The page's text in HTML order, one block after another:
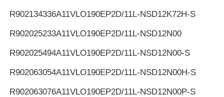
R902134336A11VLO190EP2D/11L-NSD12K72H-S
R902025233A11VLO190EP2D/11L-NSD12N00
R902025494A11VLO190EP2D/11L-NSD12N00-S
R902063054A11VLO190EP2D/11L-NSD12N00H-S
R902063076A11VLO190EP2D/11L-NSD12N00P-S